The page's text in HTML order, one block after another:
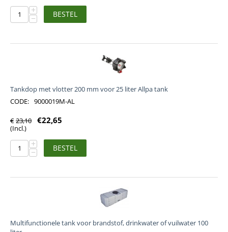
+
− BESTEL
Tankdop met vlotter 200 mm voor 25 liter Allpa tank
CODE: 9000019M-AL
€ 23,10 €22,65
(Incl.)
+
− BESTEL
Multifunctionele tank voor brandstof, drinkwater of vuilwater 100